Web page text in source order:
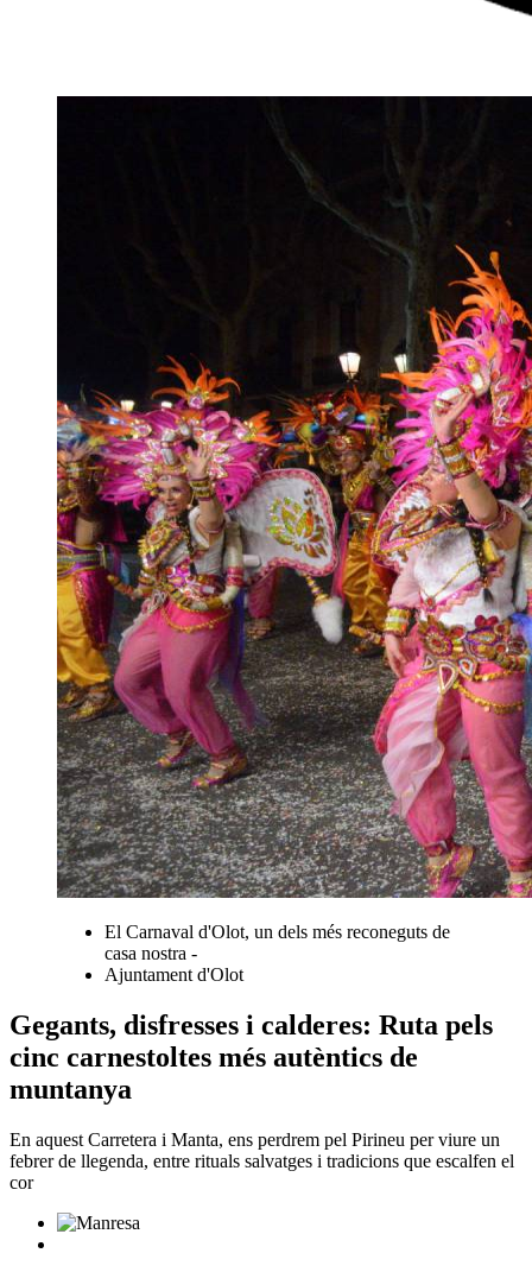
El Carnaval d'Olot, un dels més reconeguts de
casa nostra -
Ajuntament d'Olot
Gegants, disfresses i calderes: Ruta pels
cinc carnestoltes més autèntics de
muntanya
En aquest Carretera i Manta, ens perdrem pel Pirineu per viure un
febrer de llegenda, entre rituals salvatges i tradicions que escalfen el
cor